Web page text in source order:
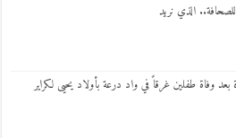
الذي نريد
بعد وفاة طفلين غرقاً في واد درعة بأولاد يحيى لكراير